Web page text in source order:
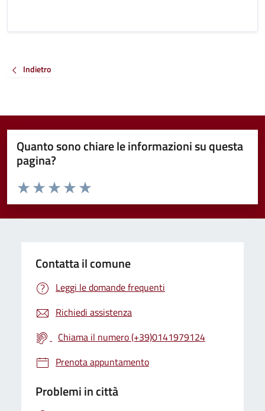
Indietro
Quanto sono chiare le informazioni su questa
pagina?
Valuta da 1 a 5 stelle la pagina
Valuta 5 stelle su 5
Valuta 4 stelle su 5
Valuta 3 stelle su 5
Valuta 2 stelle su 5
Valuta 1 stelle su 5
Contatta il comune
Leggi le domande frequenti
Richiedi assistenza
Chiama il numero (+39)0141979124
Prenota appuntamento
Problemi in città